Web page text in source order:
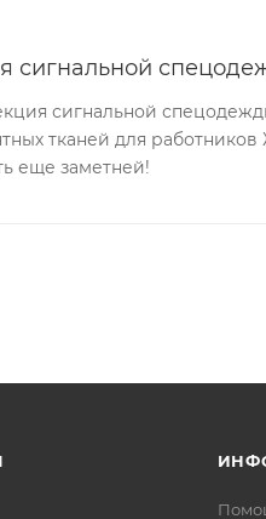
сигнальной
сигнальной
тканей для
еще заметней!